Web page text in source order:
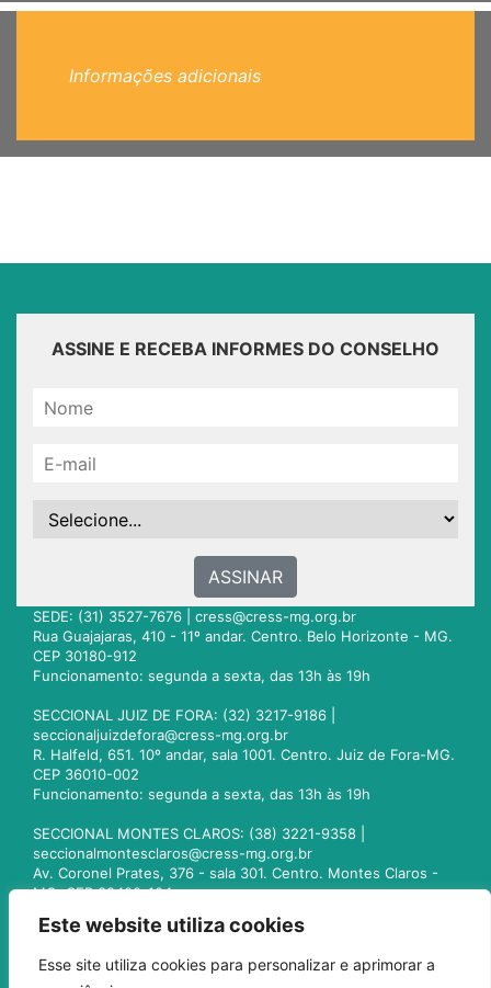
Este website utiliza cookies
Esse site utiliza cookies para personalizar e aprimorar a
Informações adicionais
ASSINE E RECEBA INFORMES DO CONSELHO
ASSINAR
SEDE: (31) 3527-7676 | cress@cress-mg.org.br
Rua Guajajaras, 410 - 11º andar. Centro. Belo Horizonte - MG.
CEP 30180-912
Funcionamento: segunda a sexta, das 13h às 19h
SECCIONAL JUIZ DE FORA: (32) 3217-9186 |
seccionaljuizdefora@cress-mg.org.br
R. Halfeld, 651. 10º andar, sala 1001. Centro. Juiz de Fora-MG.
CEP 36010-002
Funcionamento: segunda a sexta, das 13h às 19h
SECCIONAL MONTES CLAROS: (38) 3221-9358 |
seccionalmontesclaros@cress-mg.org.br
Av. Coronel Prates, 376 - sala 301. Centro. Montes Claros -
MG. CEP 39400-104
seccionaluberlandia@cress-mg.org.br